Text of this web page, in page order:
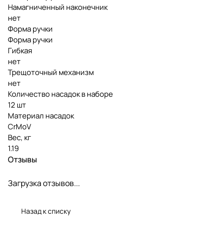
Намагниченный наконечник
нет
Форма ручки
Форма ручки
Гибкая
нет
Трещоточный механизм
нет
Количество насадок в наборе
12 шт
Материал насадок
CrMoV
Вес, кг
1.19
Отзывы
Загрузка отзывов...
Назад к списку